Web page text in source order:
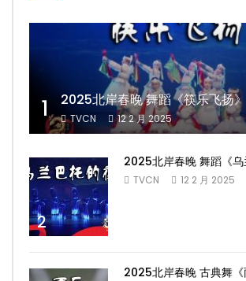
1 2025北岸春晚 舞蹈《筷乐飞扬》
TVCN 12 2 月 2025
2
2025北岸春晚 舞蹈《乌
TVCN 12 2 月 2025
2025北岸春晚 古典舞《